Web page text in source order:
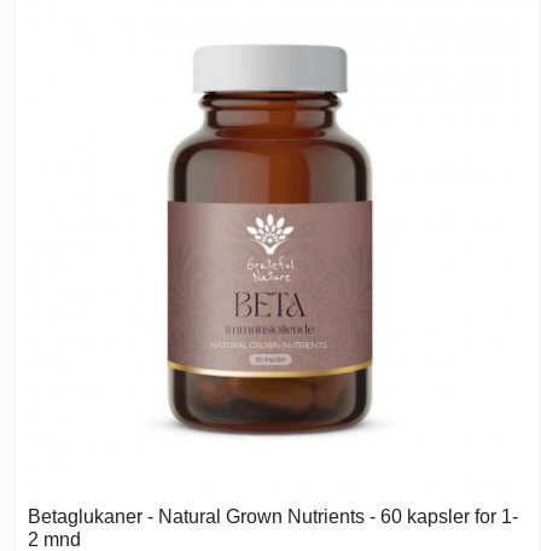
Betaglukaner - Natural Grown Nutrients - 60 kapsler for 1-
2 mnd